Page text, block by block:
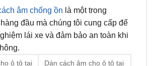
âm chống ồn là một trong
đầu mà chúng tôi cung cấp để
lái xe và đảm bảo an toàn khi
ô tô tại Dán cách âm cho ô tô tại